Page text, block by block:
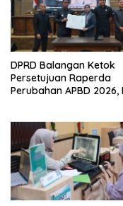
DPRD Balangan Ketok
Persetujuan Raperda
Perubahan APBD 2026,